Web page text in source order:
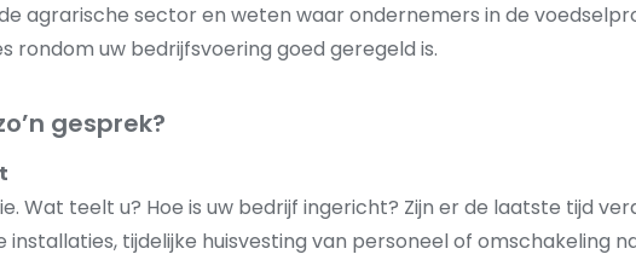
agrarische sector en weten waar ondernemers in de
rondom uw bedrijfsvoering goed geregeld is.
gesprek?
Wat teelt u? Hoe is uw bedrijf ingericht? Zijn er de laatste tijd
installaties, tijdelijke huisvesting van personeel of omschakeling